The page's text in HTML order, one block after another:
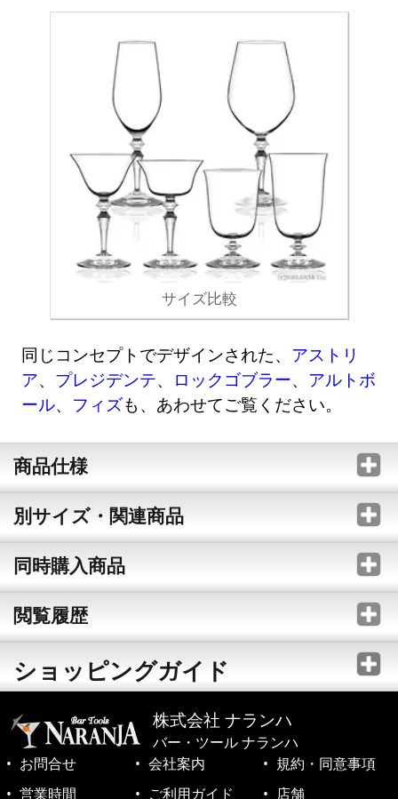
サイズ比較
同じコンセプトでデザインされた、 アストリ
ア、 プレジデンテ、 ロックゴブラー、 アルトボ
ール、 フィズも、あわせてご覧ください。
商品仕様
別サイズ・関連商品
同時購入商品
閲覧履歴
ショッピングガイド
株式会社 ナランハ
バー・ツール ナランハ
お問合せ
会社案内
規約・同意事項
営業時間
ご利用ガイド 店舗